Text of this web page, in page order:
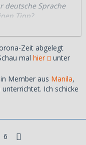
deutsche Sprache
Tipp?
wir gerne online
ja vermutlich
könnten.
Zeit abgelegt
mal hier
unter
Member aus Manila,
Ich schicke
6